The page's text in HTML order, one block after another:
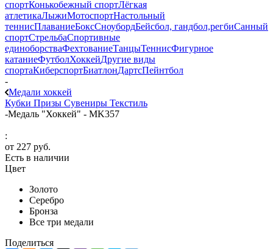
спортКонькобежный спортЛёгкая
атлетикаЛыжиМотоспортНастольный
теннисПлаваниеБоксСноубордБейсбол, гандбол,регбиСанный
спортСтрельбаСпортивные
единоборстваФехтованиеТанцыТеннисФигурное
катаниеФутболХоккейДругие виды
спортаКиберспортБиатлонДартсПейнтбол
-
Медали хоккей
Кубки Призы Сувениры Текстиль
-Медаль "Хоккей" - MK357
:
от 227 руб.
Есть в наличии
Цвет
Золото
Серебро
Бронза
Все три медали
Поделиться